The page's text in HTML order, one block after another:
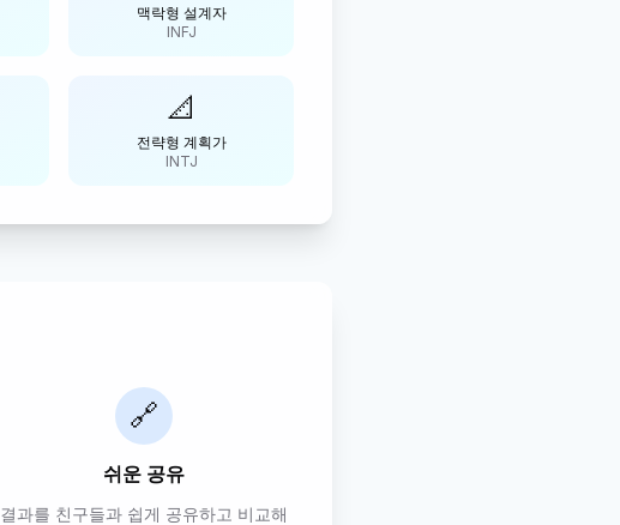
맥락형 설계자
INFJ
📐
전략형 계획가
INTJ
🔗
쉬운 공유
결과를 친구들과 쉽게 공유하고 비교해